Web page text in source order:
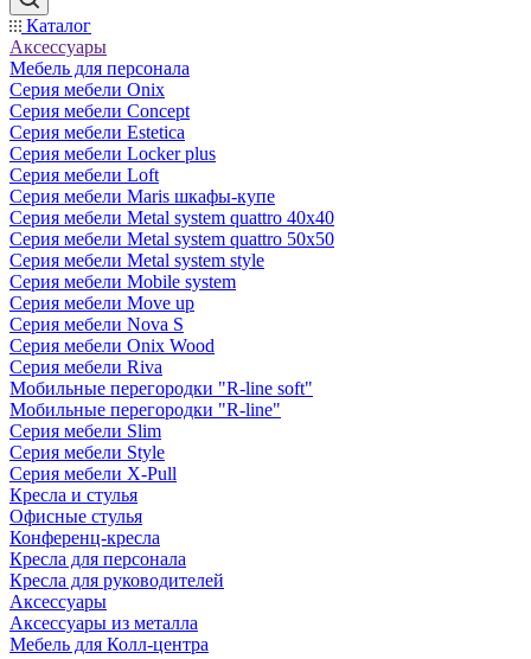
Каталог
Аксессуары
Мебель для персонала
Серия мебели Onix
Серия мебели Concept
Серия мебели Estetica
Серия мебели Locker plus
Серия мебели Loft
Серия мебели Maris шкафы-купе
Серия мебели Metal system quattro 40x40
Серия мебели Metal system quattro 50x50
Серия мебели Metal system style
Серия мебели Mobile system
Серия мебели Move up
Серия мебели Nova S
Серия мебели Onix Wood
Серия мебели Riva
Мобильные перегородки "R-line soft"
Мобильные перегородки "R-line"
Серия мебели Slim
Серия мебели Style
Серия мебели X-Pull
Кресла и стулья
Офисные стулья
Конференц-кресла
Кресла для персонала
Кресла для руководителей
Аксессуары
Аксессуары из металла
Мебель для Колл-центра